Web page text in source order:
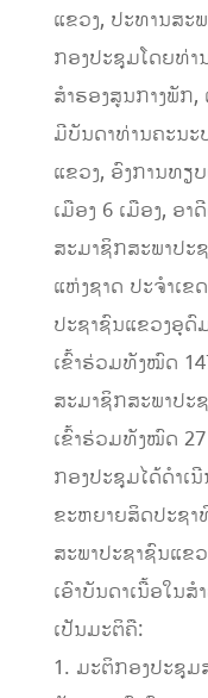
ແຂວງ, ປະທານສະ
ກອງປະຊຸມໂດຍທ່
ສໍາຮອງສູນກາງພັກ,
ມີບັນດາທ່ານຄະນະ
ແຂວງ, ອົງການທຽ
ເມືອງ 6 ເມືອງ, ອ
ສະມາຊິກສະພາປະ
ແຫ່ງຊາດ ປະຈໍາເຂ
ປະຊາຊົນແຂວງອຸດົ
ເຂົ້າຮ່ວມທັງໝົດ
ສະມາຊິກສະພາປະ
ເຂົ້າຮ່ວມທັງໝົດ
ກອງປະຊຸມໄດ້ດໍາເ
ຂະຫຍາຍສິດປະຊາ
ສະພາປະຊາຊົນແຂ
ເອົາບັນດາເນື້ອໃນ
ເປັນມະຕິຄື:
1. ມະຕິກອງປະຊຸມ